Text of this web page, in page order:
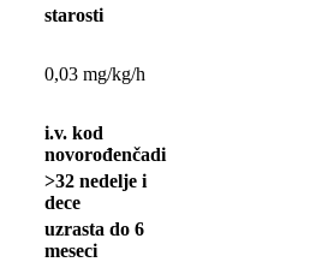
starosti
0,03 mg/kg/h
i.v. kod
novorođenčadi
>32 nedelje i
dece
uzrasta do 6
meseci